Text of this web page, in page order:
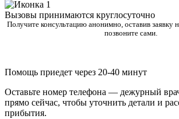
Вызовы принимаются круглосуточно
Получите консультацию анонимно, оставив заявку
позвоните сами.
Помощь приедет через 20-40 минут
Оставьте номер телефона — дежурный
прямо сейчас, чтобы уточнить детали и
прибытия.